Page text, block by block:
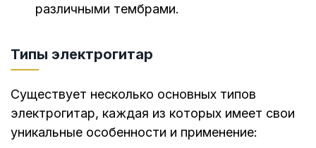
различными тембрами.
Типы электрогитар
Существует несколько основных типов
электрогитар, каждая из которых имеет свои
уникальные особенности и применение: